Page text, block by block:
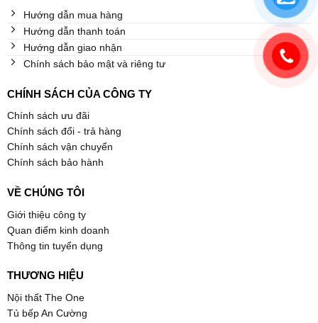
Hướng dẫn mua hàng
Hướng dẫn thanh toán
Hướng dẫn giao nhận
Chính sách bảo mật và riêng tư
CHÍNH SÁCH CỦA CÔNG TY
Chính sách ưu đãi
Chính sách đổi - trả hàng
Chính sách vận chuyển
Chính sách bảo hành
VỀ CHÚNG TÔI
Giới thiệu công ty
Quan điểm kinh doanh
Thông tin tuyển dụng
THƯƠNG HIỆU
Nội thất The One
Tủ bếp An Cường